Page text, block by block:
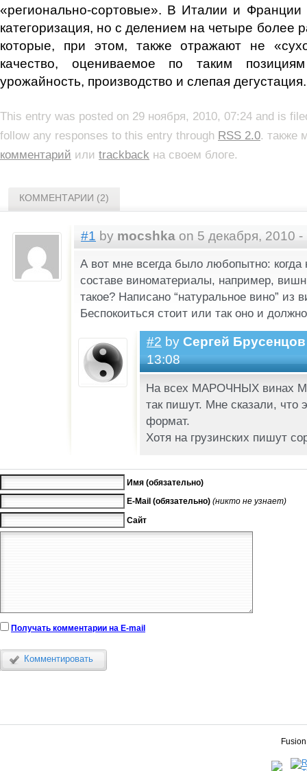
«регионально-сортовые». В Италии и Франции
категоризация, но с делением на четыре более
которые, при этом, также отражают не
качество, оцениваемое по таким
урожайность, производство и слепая дегустация.
This entry was posted on 29 ноября, 2010, 07:24 and is
follow any responses to this entry through RSS 2.0. также
комментарий или trackback на своем блоге.
КОММЕНТАРИИ (2)
#1 by mocshka on 5 декабря, 2010 -
А вот мне всегда было любопытно: когда
составе виноматериалы, например,
такое? Написано “натуральное вино” из
Беспокоиться стоит или так оно и
#2 by Сергей Брусенцов
13:08
На всех МАРОЧНЫХ винах
так пишут. Мне сказали, что
формат.
Хотя на грузинских пишут
Имя (обязательно)
E-Mail (обязательно) (никто не узнает)
Сайт
Получать комментарии на E-mail
Комментировать